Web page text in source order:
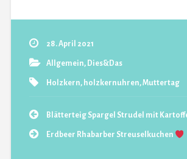
28. April 2021
Allgemein, Dies&Das
Holzkern, holzkernuhren,Muttertag
Blätterteig Spargel Strudel mit
Erdbeer Rhabarber Streuselkuchen